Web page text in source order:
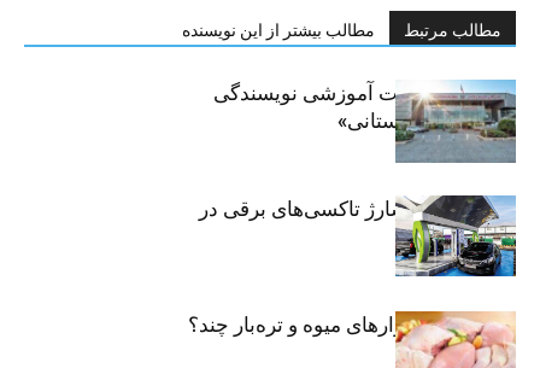
مطالب مرتبط مطالب بیشتر از این نویسنده
برگزاری جلسات آموزشی نویسندگی
«زندگی‌نامه داستانی»
توسعه شبکه شارژ تاکسی‌های برقی در
پایتخت
مرغ تازه در بازارهای میوه و تره‌بار چند؟